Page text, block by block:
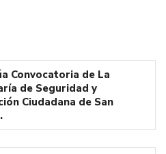
Convocatoria de La
de Seguridad y
Ciudadana de San